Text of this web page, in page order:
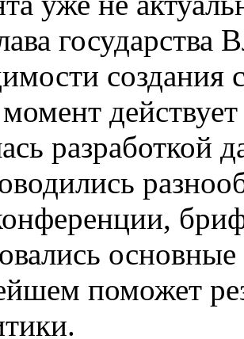
создания
разработкой
поможет